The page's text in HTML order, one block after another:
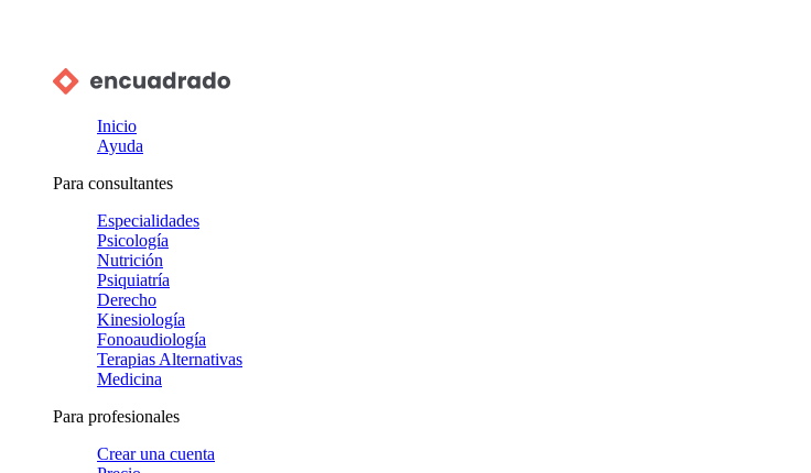
Inicio
Ayuda
Para consultantes
Especialidades
Psicología
Nutrición
Psiquiatría
Derecho
Kinesiología
Fonoaudiología
Terapias Alternativas
Medicina
Para profesionales
Crear una cuenta